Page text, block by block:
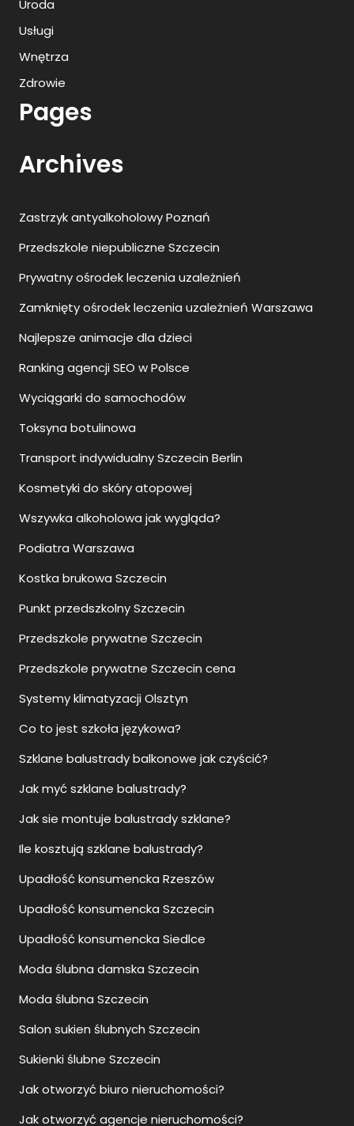
Uroda
Usługi
Wnętrza
Zdrowie
Pages
Archives
Zastrzyk antyalkoholowy Poznań
Przedszkole niepubliczne Szczecin
Prywatny ośrodek leczenia uzależnień
Zamknięty ośrodek leczenia uzależnień Warszawa
Najlepsze animacje dla dzieci
Ranking agencji SEO w Polsce
Wyciągarki do samochodów
Toksyna botulinowa
Transport indywidualny Szczecin Berlin
Kosmetyki do skóry atopowej
Wszywka alkoholowa jak wygląda?
Podiatra Warszawa
Kostka brukowa Szczecin
Punkt przedszkolny Szczecin
Przedszkole prywatne Szczecin
Przedszkole prywatne Szczecin cena
Systemy klimatyzacji Olsztyn
Co to jest szkoła językowa?
Szklane balustrady balkonowe jak czyścić?
Jak myć szklane balustrady?
Jak sie montuje balustrady szklane?
Ile kosztują szklane balustrady?
Upadłość konsumencka Rzeszów
Upadłość konsumencka Szczecin
Upadłość konsumencka Siedlce
Moda ślubna damska Szczecin
Moda ślubna Szczecin
Salon sukien ślubnych Szczecin
Sukienki ślubne Szczecin
Jak otworzyć biuro nieruchomości?
Jak otworzyć agencje nieruchomości?